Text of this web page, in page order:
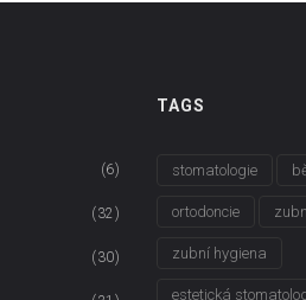
(6)
(32)
(30)
TAGS
stomatologie
ortodoncie
zubní hygiena
estetická